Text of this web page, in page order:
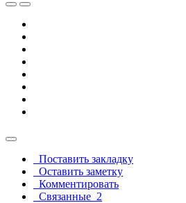
Поставить закладку
Оставить заметку
Комментировать
Связанные 2